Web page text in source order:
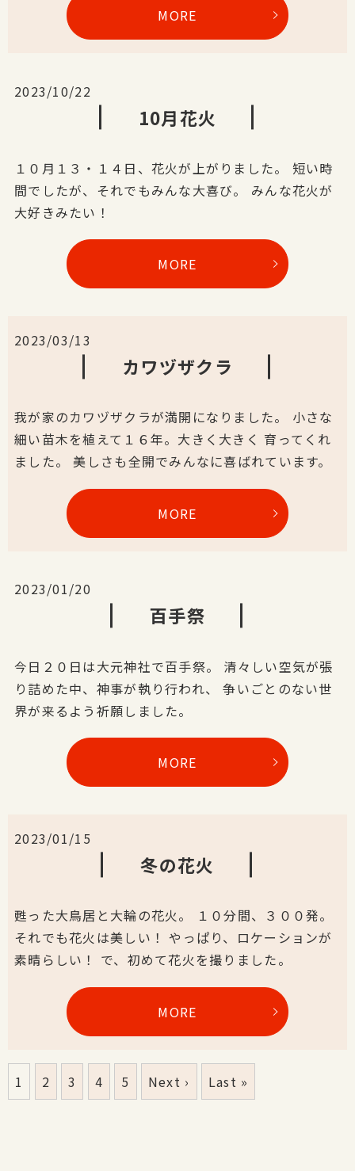
MORE
2023/10/22
10月花火
１０月１３・１４日、花火が上がりました。 短い時
間でしたが、それでもみんな大喜び。 みんな花火が
大好きみたい！
MORE
2023/03/13
カワヅザクラ
我が家のカワヅザクラが満開になりました。 小さな
細い苗木を植えて１６年。大きく大きく 育ってくれ
ました。 美しさも全開でみんなに喜ばれています。
MORE
2023/01/20
百手祭
今日２０日は大元神社で百手祭。 清々しい空気が張
り詰めた中、神事が執り行われ、 争いごとのない世
界が来るよう祈願しました。
MORE
2023/01/15
冬の花火
甦った大鳥居と大輪の花火。 １０分間、３００発。
それでも花火は美しい！ やっぱり、ロケーションが
素晴らしい！ で、初めて花火を撮りました。
MORE
1 2 3 4 5 Next › Last »